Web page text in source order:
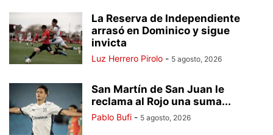
La Reserva de Independiente
arrasó en Dominico y sigue
invicta
Luz Herrero Pirolo - 5 agosto, 2026
San Martín de San Juan le
reclama al Rojo una suma...
Pablo Bufi - 5 agosto, 2026